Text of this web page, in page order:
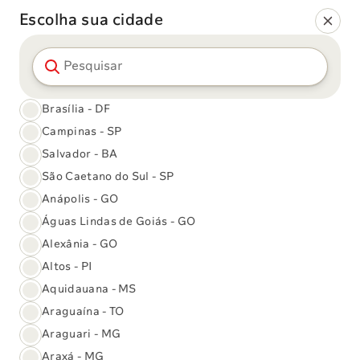
26/05/2026 às 13:21
Entenda como prevenir-se
contra as consequências
graves do VSR
Escolha sua cidade
Pesquisar cidade
Brasília - DF
Campinas - SP
Salvador - BA
São Caetano do Sul - SP
Anápolis - GO
Águas Lindas de Goiás - GO
Alexânia - GO
Altos - PI
Aquidauana - MS
Araguaína - TO
Araguari - MG
Araxá - MG